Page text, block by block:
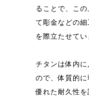
ることで、こ
て彫金などの
を際立たせてい
チタンは体内
ので、体質的
優れた耐久性を